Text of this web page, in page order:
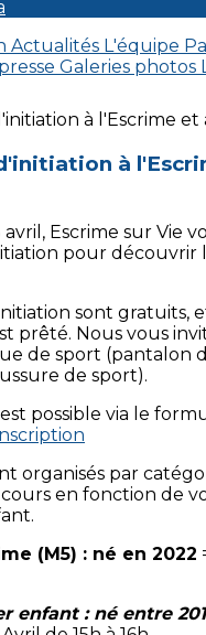
Actualités L'équipe
Galeries photos
à
avril, Escrime sur Vie
pour découvrir
sont gratuits,
prêté. Nous vous
de sport (pantalon
de sport).
possible via le
organisés par
cours en fonction de
(M5) : né en 2022
enfant : né entre